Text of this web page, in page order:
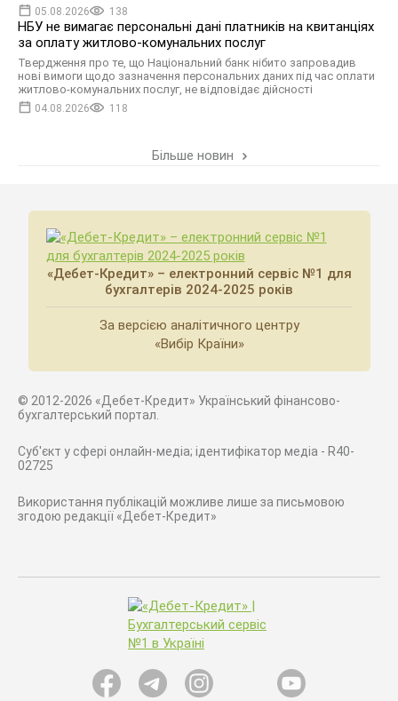
05.08.2026 138
НБУ не вимагає персональні дані платників на квитанціях
за оплату житлово-комунальних послуг
Твердження про те, що Національний банк нібито запровадив
нові вимоги щодо зазначення персональних даних під час оплати
житлово-комунальних послуг, не відповідає дійсності
04.08.2026 118
Більше новин
«Дебет-Кредит» – електронний сервіс №1 для
бухгалтерів 2024-2025 років
За версією аналітичного центру
«Вибір Країни»
© 2012-2026 «Дебет-Кредит» Український фінансово-
бухгалтерський портал.
Суб'єкт у сфері онлайн-медіа; ідентифікатор медіа - R40-
02725
Використання публікацій можливе лише за письмовою
згодою редакції «Дебет-Кредит»